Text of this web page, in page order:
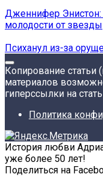
Дженнифер Энистон:
молодости от звезды
Психанул из-за
Копирование статьи
материалов
гиперссылки на
Политика
История любви
уже более 50 лет!
Поделиться на